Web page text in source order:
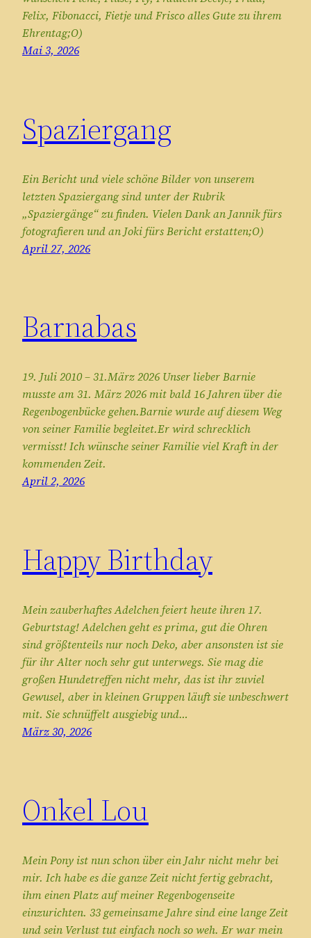
Felix, Fibonacci, Fietje und Frisco alles Gute zu ihrem
Ehrentag;O)
Mai 3, 2026
Spaziergang
Ein Bericht und viele schöne Bilder von unserem
letzten Spaziergang sind unter der Rubrik
„Spaziergänge“ zu finden. Vielen Dank an Jannik fürs
fotografieren und an Joki fürs Bericht erstatten;O)
April 27, 2026
Barnabas
19. Juli 2010 – 31.März 2026 Unser lieber Barnie
musste am 31. März 2026 mit bald 16 Jahren über die
Regenbogenbücke gehen.Barnie wurde auf diesem Weg
von seiner Familie begleitet.Er wird schrecklich
vermisst! Ich wünsche seiner Familie viel Kraft in der
kommenden Zeit.
April 2, 2026
Happy Birthday
Mein zauberhaftes Adelchen feiert heute ihren 17.
Geburtstag! Adelchen geht es prima, gut die Ohren
sind größtenteils nur noch Deko, aber ansonsten ist sie
für ihr Alter noch sehr gut unterwegs. Sie mag die
großen Hundetreffen nicht mehr, das ist ihr zuviel
Gewusel, aber in kleinen Gruppen läuft sie unbeschwert
mit. Sie schnüffelt ausgiebig und…
März 30, 2026
Onkel Lou
Mein Pony ist nun schon über ein Jahr nicht mehr bei
mir. Ich habe es die ganze Zeit nicht fertig gebracht,
ihm einen Platz auf meiner Regenbogenseite
einzurichten. 33 gemeinsame Jahre sind eine lange Zeit
und sein Verlust tut einfach noch so weh. Er war mein